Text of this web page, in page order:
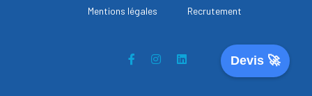
Mentions légales Recrutement
Devis 🚀